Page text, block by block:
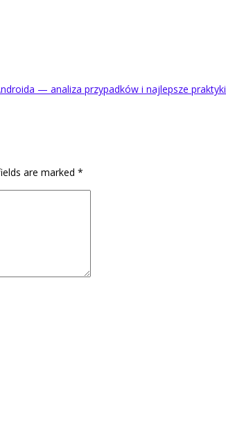
— analiza przypadków i najlepsze praktyki
are marked *